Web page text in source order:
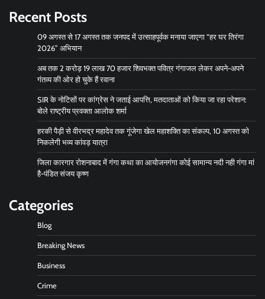
Recent Posts
09 अगस्त से 17 अगस्त तक जनपद में उत्साहपूर्वक मनाया जाएगा “हर घर तिरंगा
2026” अभियान
अब तक 2 करोड़ 19 लाख 70 हजार शिवभक्त पवित्र गंगाजल लेकर अपने-अपने
गंतव्य की ओर हो चुके हैं रवाना
SIR के नोटिसों पर कांग्रेस ने जताई आपत्ति, मतदाताओं को किया जा रहा परेशान:
बोले राष्ट्रीय प्रवक्ता आलोक शर्मा
हरकी पैड़ी से वीरभद्र महादेव तक गूंजेगा खेल महाशक्ति का संकल्प, 10 अगस्त को
निकलेगी भव्य कांवड़ यात्रा
जिला कारगार रोशनाबाद में गंगा कथा का आयोजनगंगा कोई सामान्य नदी नही गंगा मां
है-पंडित संजय कृष्ण
Categories
Blog
Breaking News
Business
Crime